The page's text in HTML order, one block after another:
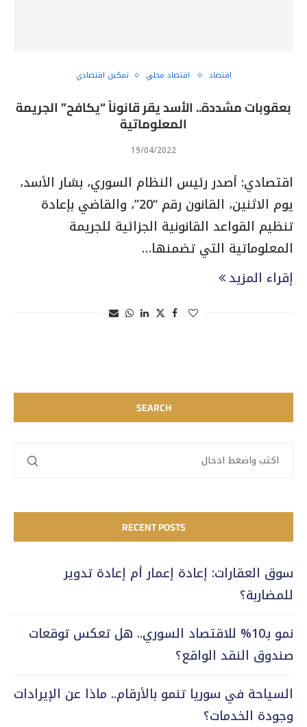
اقتصاد اقتصاد محلي تمكين اقتصادي
بعقوبات مشددة.. الأسد يقر قانوناً “يكافح” الجريمة
المعلوماتية
19/04/2022
اقتصادي: أصدر رئيس النظام السوري، بشار الأسد،
يوم الاثنين، القانون رقم “20”، والقاضي بإعادة
تنظيم القواعد القانونية الجزائية للجريمة
المعلوماتية التي تضمنها…
إقراء المزيد
SEARCH
RECENT POSTS
سوق العقارات: إعادة إعمار أم إعادة تدوير
للمضاربة؟
نمو بـ10% للاقتصاد السوري.. هل تعكس توقعات
صندوق النقد الواقع؟
السياحة في سوريا تنمو بالأرقام.. ماذا عن الإيرادات
وجودة الخدمات؟